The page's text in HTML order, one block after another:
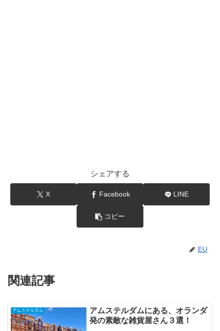
シェアする
X Facebook LINE
コピー
EU
関連記事
アムステルダム
アムステルダムにある、オランダ
発の素敵な雑貨屋さん３選！